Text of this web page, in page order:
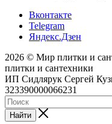
Вконтакте
Telegram
Яндекс.Дзен
2026 © Мир плитки и
плитки и сантехники
ИП Сидлярук Сергей
323390000066231
Найти